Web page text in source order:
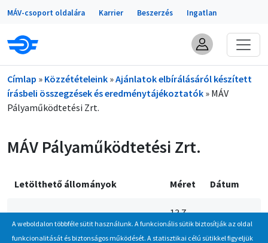
Ugrás a tartalomra
Portálok
MÁV-csoport oldalára Karrier Beszerzés Ingatlan
Morzsa
Címlap Közzétételeink
Ajánlatok elbírálásáról készített
írásbeli összegzések és eredménytájékoztatók
MÁV
Pályaműködtetési Zrt.
MÁV Pályaműködtetési Zrt.
Letölthető állományok Méret Dátum
osszegzesek_2025.zip
13.7
MB
2026.02.24.
A weboldalon többféle sütit használunk. A funkcionális sütik biztosítják az oldal
funkcionalitását és biztonságos működését. A statisztikai célú sütikkel figyeljük